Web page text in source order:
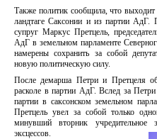
Также политик сообщила, что
ландтаге Саксонии и из партии АдГ.
супруг Маркус Претцель,
АдГ в земельном парламенте
намерены сохранить за собой
новую политическую силу.
После демарша Петри и Претцеля
расколе в партии АдГ. Вслед за
партии в саксонском земельном
Претцель увел за собой только
минувший вторник
эксцессов.